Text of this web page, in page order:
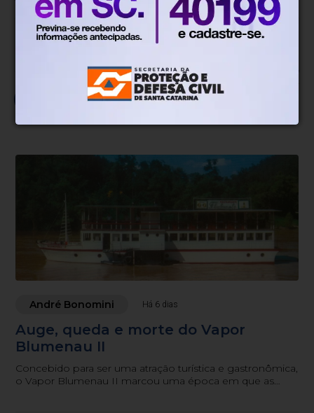
500
André Bonomini Há 6 dias
Auge, queda e morte do Vapor
Blumenau II
Concebido para ser uma atração turística e gastronômica,
o Vapor Blumenau II marcou uma época em que as